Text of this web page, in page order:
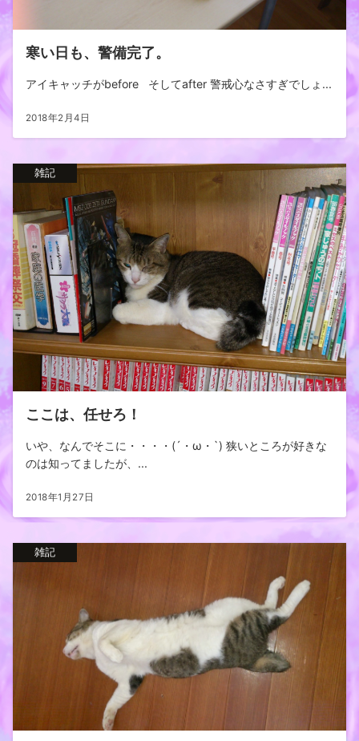
寒い日も、警備完了。
アイキャッチがbefore そしてafter 警戒心なさすぎでしょ...
2018年2月4日
雑記
ここは、任せろ！
いや、なんでそこに・・・・(´・ω・`) 狭いところが好きな
のは知ってましたが、...
2018年1月27日
雑記